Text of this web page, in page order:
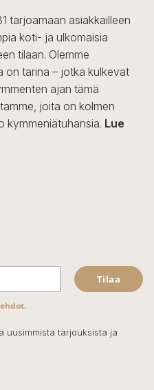
tarjoamaan asiakkailleen
koti- ja ulkomaisia
tilaan. Olemme
on tarina – jotka kulkevat
ajan tämä
joita on kolmen
kymmeniätuhansia. Lue
Tilaa
.
uusimmista tarjouksista ja